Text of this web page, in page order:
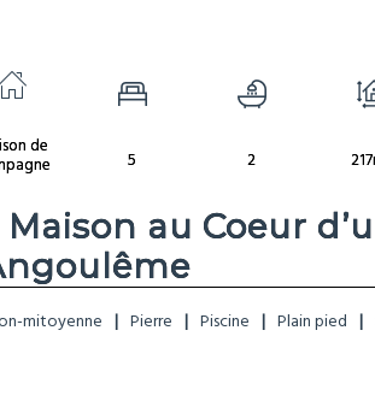
de
5 2
au Coeur
mitoyenne Pierre Piscine Plain pied